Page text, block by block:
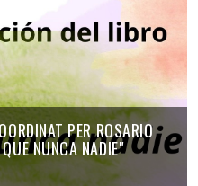
PER ROSARIO
NUNCA NADIE"